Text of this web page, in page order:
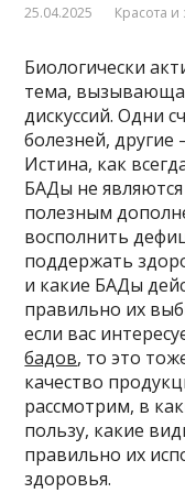
25.04.2025 Красота и
Биологически
тема,
дискуссий. Одни
болезней, другие
Истина, как
БАДы не
полезным
восполнить
поддержать
и какие БАДы
правильно их
если вас
бадов, то это
качество
рассмотрим, в
пользу, какие
правильно их
здоровья.